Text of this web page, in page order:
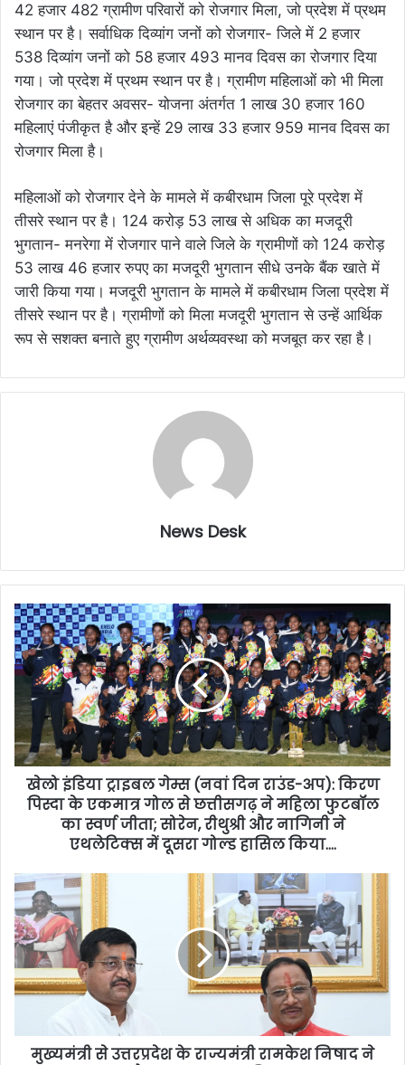
42 हजार 482 ग्रामीण परिवारों को रोजगार मिला, जो प्रदेश में प्रथम
स्थान पर है। सर्वाधिक दिव्यांग जनों को रोजगार- जिले में 2 हजार
538 दिव्यांग जनों को 58 हजार 493 मानव दिवस का रोजगार दिया
गया। जो प्रदेश में प्रथम स्थान पर है। ग्रामीण महिलाओं को भी मिला
रोजगार का बेहतर अवसर- योजना अंतर्गत 1 लाख 30 हजार 160
महिलाएं पंजीकृत है और इन्हें 29 लाख 33 हजार 959 मानव दिवस का
रोजगार मिला है।
महिलाओं को रोजगार देने के मामले में कबीरधाम जिला पूरे प्रदेश में
तीसरे स्थान पर है। 124 करोड़ 53 लाख से अधिक का मजदूरी
भुगतान- मनरेगा में रोजगार पाने वाले जिले के ग्रामीणों को 124 करोड़
53 लाख 46 हजार रुपए का मजदूरी भुगतान सीधे उनके बैंक खाते में
जारी किया गया। मजदूरी भुगतान के मामले में कबीरधाम जिला प्रदेश में
तीसरे स्थान पर है। ग्रामीणों को मिला मजदूरी भुगतान से उन्हें आर्थिक
रूप से सशक्त बनाते हुए ग्रामीण अर्थव्यवस्था को मजबूत कर रहा है।
News Desk
खेलो इंडिया ट्राइबल गेम्स (नवां दिन राउंड-अप): किरण
पिस्दा के एकमात्र गोल से छत्तीसगढ़ ने महिला फुटबॉल
का स्वर्ण जीता; सोरेन, रीथुश्री और नागिनी ने
एथलेटिक्स में दूसरा गोल्ड हासिल किया….
मुख्यमंत्री से उत्तरप्रदेश के राज्यमंत्री रामकेश निषाद ने